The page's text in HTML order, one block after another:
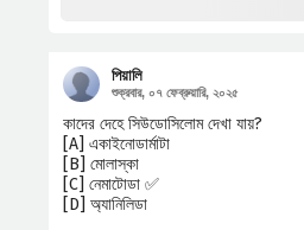
পিয়ালি
শুক্রবার, ০৭ ফেব্রুয়ারি, ২০২৫
কাদের দেহে সিউডোসিলোম দেখা যায়?
[A] একাইনোডার্মাটা
[B] মোলাস্কা
[C] নেমাটোডা ✅
[D] অ্যানিলিডা